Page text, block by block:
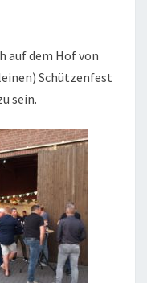
auf dem Hof von
Schützenfest
sein.